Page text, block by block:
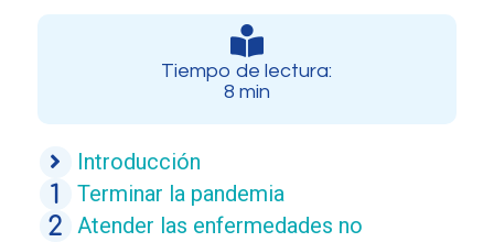
Tiempo de lectura:
8 min
Introducción
Terminar la pandemia
Atender las enfermedades no